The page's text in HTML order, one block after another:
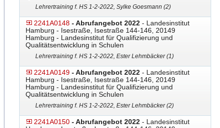
Lehrertraining f. HS 1-2-2022, Sylke Goesmann (2)
2241A0148 - Abrufangebot 2022 - Landesinstitut
Hamburg - Isestraße, Isestraße 144-146, 20149
Hamburg - Landesinstitut für Qualifizierung und
Qualitätsentwicklung in Schulen
Lehrertraining f. HS 1-2-2022, Ester Lehmbäcker (1)
2241A0149 - Abrufangebot 2022 - Landesinstitut
Hamburg - Isestraße, Isestraße 144-146, 20149
Hamburg - Landesinstitut für Qualifizierung und
Qualitätsentwicklung in Schulen
Lehrertraining f. HS 1-2-2022, Ester Lehmbäcker (2)
2241A0150 - Abrufangebot 2022 - Landesinstitut